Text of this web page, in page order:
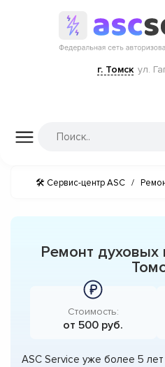
г. Томск ул.
🛠 Сервис-центр ASC /
Ремонт
Стоимость:
от 500 руб.
ASC Service уже более 5